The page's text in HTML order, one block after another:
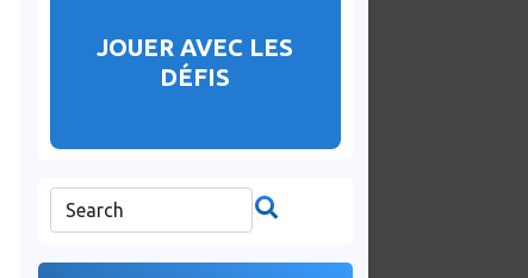
JOUER AVEC LES
DÉFIS